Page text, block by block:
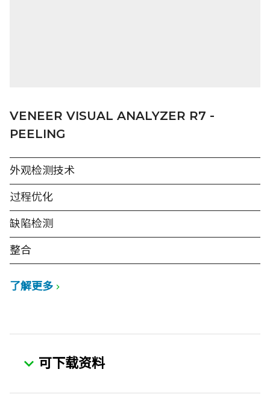
VENEER VISUAL ANALYZER R7 -
PEELING
外观检测技术
过程优化
缺陷检测
整合
了解更多
可下载资料